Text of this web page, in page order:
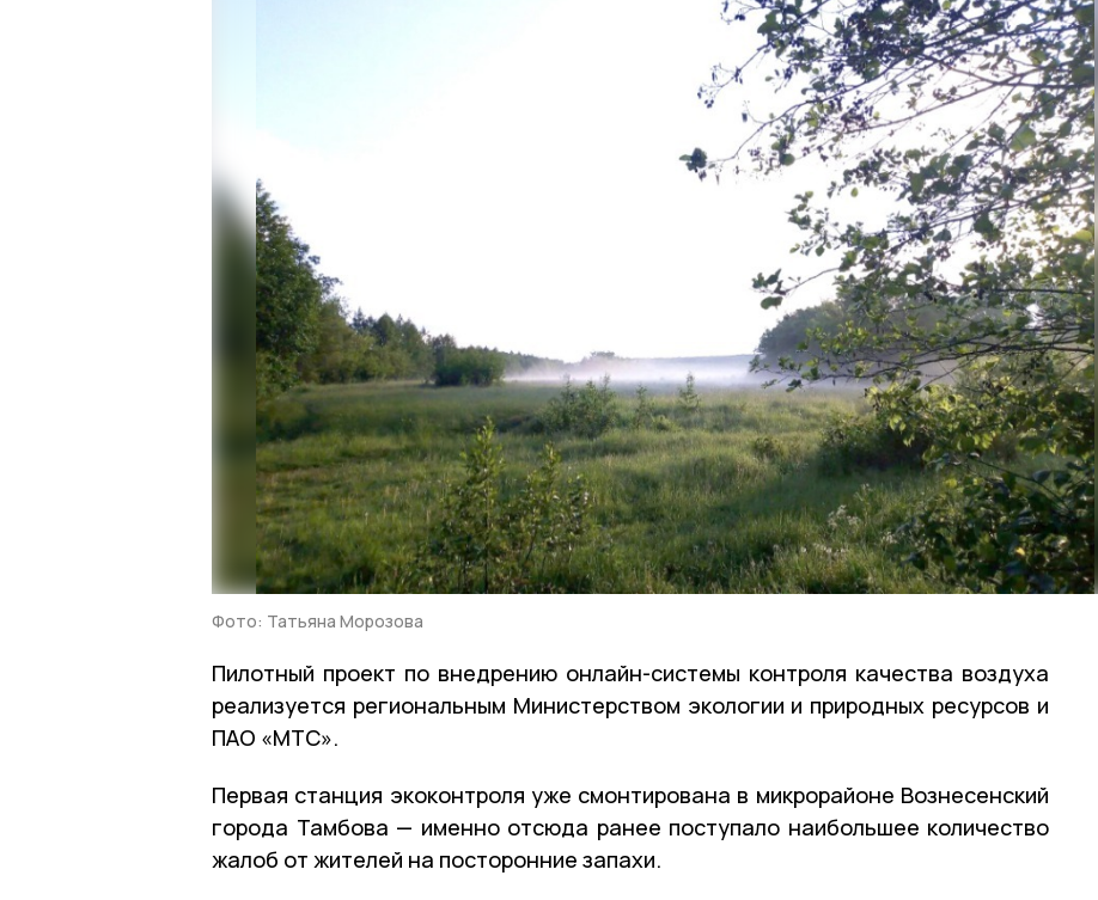
Фото: Татьяна Морозова
Пилотный проект по внедрению онлайн-системы контроля качества воздуха
реализуется региональным Министерством экологии и природных ресурсов и
ПАО «МТС».
Первая станция экоконтроля уже смонтирована в микрорайоне Вознесенский
города Тамбова — именно отсюда ранее поступало наибольшее количество
жалоб от жителей на посторонние запахи.